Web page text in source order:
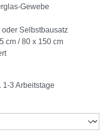
Gewebe
Selbstbausatz
cm / 80 x 150 cm
1-3 Arbeitstage